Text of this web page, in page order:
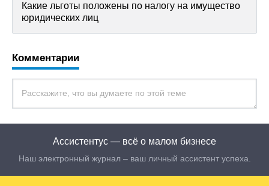
Какие льготы положены по налогу на имущество
юридических лиц
Комментарии
Ассистентус — всё о малом бизнесе
Наш электронный журнал – ваш личный ассистент успеха.